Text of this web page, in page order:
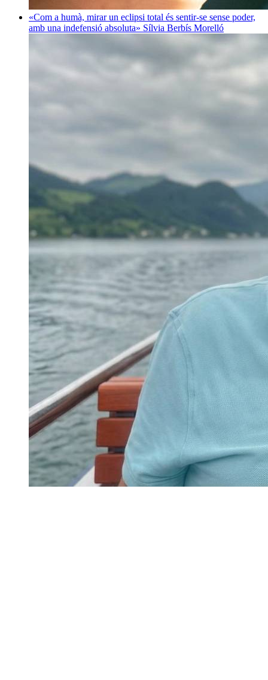
«Com a humà, mirar un eclipsi total és sentir-se sense poder,
amb una indefensió absoluta» Sílvia Berbís Morelló